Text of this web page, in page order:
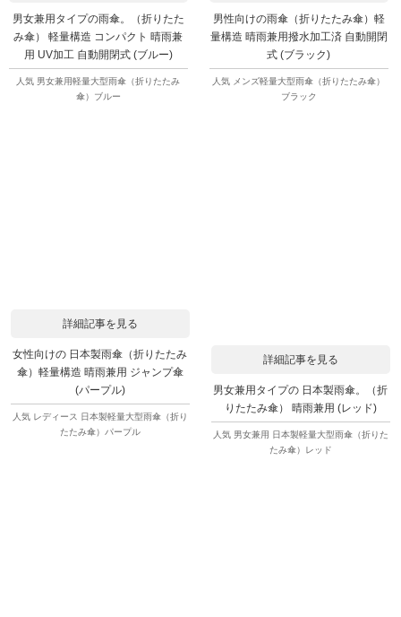
男女兼用タイプの雨傘。（折りたた
み傘） 軽量構造 コンパクト 晴雨兼
用 UV加工 自動開閉式 (ブルー)
人気 男女兼用軽量大型雨傘（折りたたみ
傘）ブルー
男性向けの雨傘（折りたたみ傘）軽
量構造 晴雨兼用撥水加工済 自動開閉
式 (ブラック)
人気 メンズ軽量大型雨傘（折りたたみ傘）
ブラック
詳細記事を見る
女性向けの 日本製雨傘（折りたたみ
傘）軽量構造 晴雨兼用 ジャンプ傘
(パープル)
人気 レディース 日本製軽量大型雨傘（折り
たたみ傘）パープル
詳細記事を見る
男女兼用タイプの 日本製雨傘。（折
りたたみ傘） 晴雨兼用 (レッド)
人気 男女兼用 日本製軽量大型雨傘（折りた
たみ傘）レッド